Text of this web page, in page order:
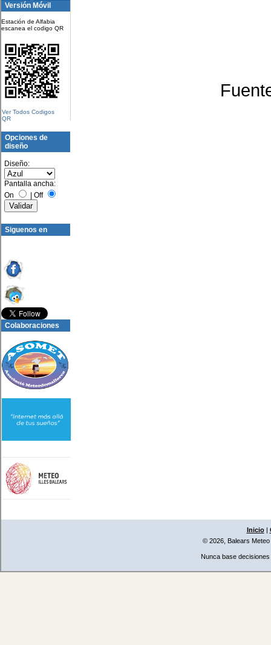
Versión Móvil
Estación de Alfabia
escanea el codigo QR
Ver Todos Codigos
QR
Opciones de
diseño
Diseño:
Pantalla ancha:
On
| Off
Siguenos en
Colaboraciones
Inicio|
© 2026, Balears Meteo
Nunca base